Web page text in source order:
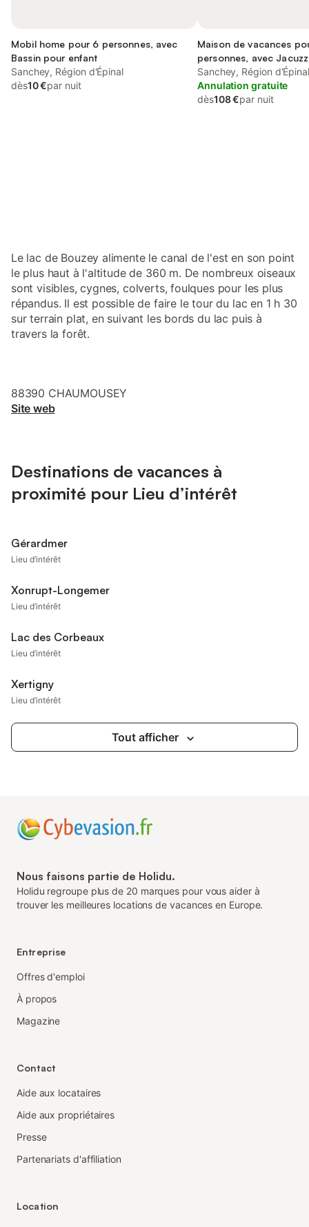
Mobil home pour 6 personnes, avec
Bassin pour enfant
Sanchey, Région d'Épinal
dès10 €par nuit
Maison de vacances
personnes, avec
Terrasse et Jardin
Sanchey, Région d'Épinal
Annulation gratuite
dès108 €par nuit
Le lac de Bouzey alimente le canal de l'est en son point
le plus haut à l'altitude de 360 m. De nombreux oiseaux
sont visibles, cygnes, colverts, foulques pour les plus
répandus. Il est possible de faire le tour du lac en 1 h 30
sur terrain plat, en suivant les bords du lac puis à
travers la forêt.
88390 CHAUMOUSEY
Site web
Destinations de vacances à
proximité pour Lieu d’intérêt
Gérardmer
Lieu d’intérêt
Xonrupt-Longemer
Lieu d’intérêt
Lac des Corbeaux
Lieu d’intérêt
Xertigny
Lieu d’intérêt
Tout afficher
Nous faisons partie de Holidu.
Holidu regroupe plus de 20 marques pour vous aider à
trouver les meilleures locations de vacances en Europe.
Entreprise
Offres d'emploi
À propos
Magazine
Contact
Aide aux locataires
Aide aux propriétaires
Presse
Partenariats d'affiliation
Location